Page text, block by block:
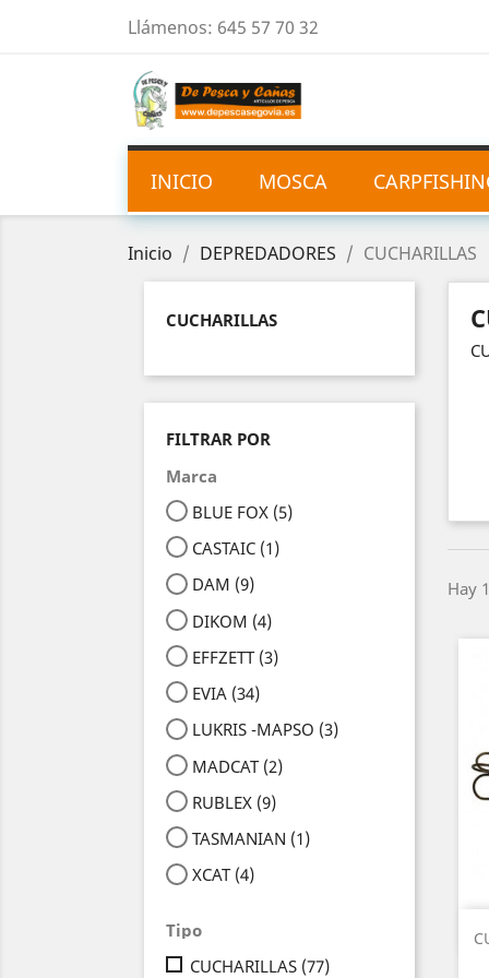
Llámenos: 645 57 70 32
INICIO MOSCA
Inicio DEPREDADORES CUCHARILLAS
CUCHARILLAS
FILTRAR POR
Marca
BLUE FOX (5)
CASTAIC (1)
DAM (9)
DIKOM (4)
EFFZETT (3)
EVIA (34)
LUKRIS -MAPSO (3)
MADCAT (2)
RUBLEX (9)
TASMANIAN (1)
XCAT (4)
Tipo
CUCHARILLAS (77)
Hay